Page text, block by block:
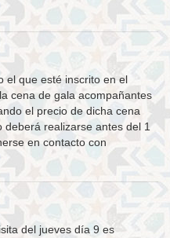
el que esté inscrito en el
cena de gala acompañantes
el precio de dicha cena
deberá realizarse antes del 1
en contacto con
del jueves día 9 es